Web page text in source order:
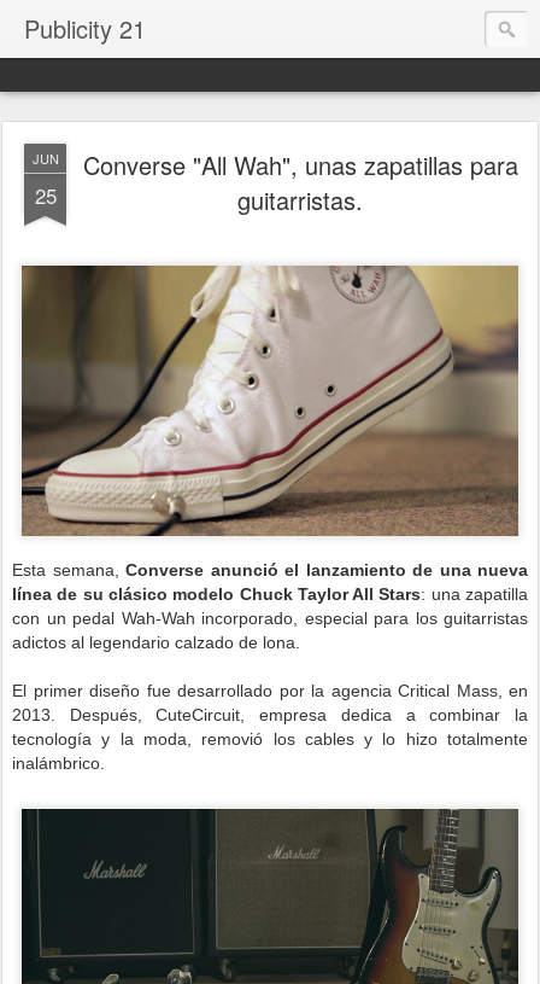
Publicity 21
JUN
25
Converse "All Wah", unas zapatillas para
guitarristas.
Esta semana, Converse anunció el lanzamiento de una nueva
línea de su clásico modelo Chuck Taylor All Stars: una zapatilla
con un pedal Wah-Wah incorporado, especial para los guitarristas
adictos al legendario calzado de lona.
El primer diseño fue desarrollado por la agencia Critical Mass, en
2013. Después, CuteCircuit, empresa dedica a combinar la
tecnología y la moda, removió los cables y lo hizo totalmente
inalámbrico.